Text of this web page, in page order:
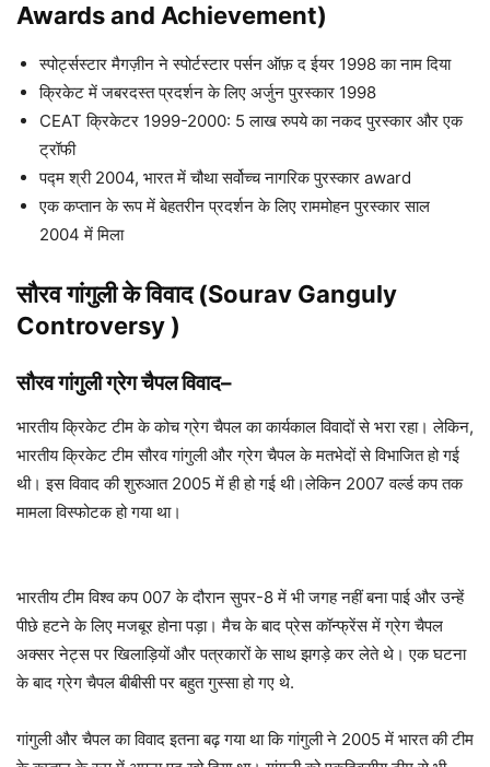
Awards and Achievement)
स्पोर्ट्सस्टार मैगज़ीन ने स्पोर्टस्टार पर्सन ऑफ़ द ईयर 1998 का ​​नाम दिया
क्रिकेट में जबरदस्त प्रदर्शन के लिए अर्जुन पुरस्कार 1998
CEAT क्रिकेटर 1999-2000: 5 लाख रुपये का नकद पुरस्कार और एक
ट्रॉफी
पद्म श्री 2004, भारत में चौथा सर्वोच्च नागरिक पुरस्कार award
एक कप्तान के रूप में बेहतरीन प्रदर्शन के लिए राममोहन पुरस्कार साल
2004 में मिला
सौरव गांगुली के विवाद (Sourav Ganguly
Controversy )
सौरव गांगुली ग्रेग चैपल विवाद–
भारतीय क्रिकेट टीम के कोच ग्रेग चैपल का कार्यकाल विवादों से भरा रहा। लेकिन,
भारतीय क्रिकेट टीम सौरव गांगुली और ग्रेग चैपल के मतभेदों से विभाजित हो गई
थी। इस विवाद की शुरुआत 2005 में ही हो गई थी।लेकिन 2007 वर्ल्ड कप तक
मामला विस्फोटक हो गया था।
भारतीय टीम विश्व कप 007 के दौरान सुपर-8 में भी जगह नहीं बना पाई और उन्हें
पीछे हटने के लिए मजबूर होना पड़ा। मैच के बाद प्रेस कॉन्फ्रेंस में ग्रेग चैपल
अक्सर नेट्स पर खिलाड़ियों और पत्रकारों के साथ झगड़े कर लेते थे। एक घटना
के बाद ग्रेग चैपल बीबीसी पर बहुत गुस्सा हो गए थे.
गांगुली और चैपल का विवाद इतना बढ़ गया था कि गांगुली ने 2005 में भारत की टीम